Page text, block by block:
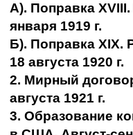
А). Поправка
января 1919 г.
Б). Поправка XIX.
18 августа 1920 г.
2. Мирный
августа 1921 г.
3. Образование